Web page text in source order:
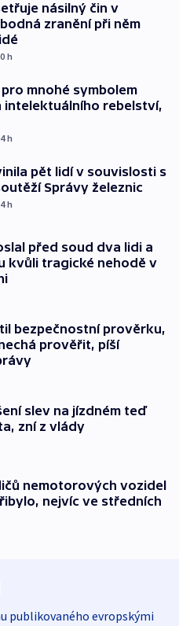
násilný čin v
zranění při něm
h
mnohé symbolem
intelektuálního rebelství,
h
pět lidí v souvislosti s
Správy železnic
h
před soud dva lidi a
kvůli tragické nehodě v
bezpečnostní prověrku,
prověřit, píší
slev na jízdném teď
zní z vlády
nemotorových vozidel
nejvíc ve středních
publikovaného evropskými